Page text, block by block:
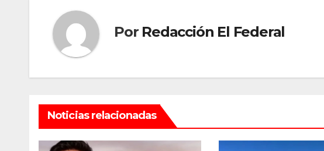
Por Redacción El Federal
Noticias relacionadas